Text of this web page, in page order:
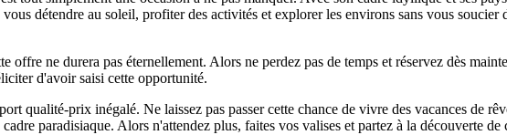
détendre au soleil, profiter des activités et explorer les environs sans vous soucier
offre ne durera pas éternellement. Alors ne perdez pas de temps et réservez dès
d'avoir saisi cette opportunité.
qualité-prix inégalé. Ne laissez pas passer cette chance de vivre des vacances de
paradisiaque. Alors n'attendez plus, faites vos valises et partez à la découverte